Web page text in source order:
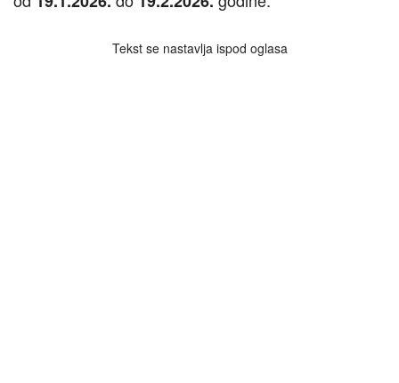
Tekst se nastavlja ispod oglasa